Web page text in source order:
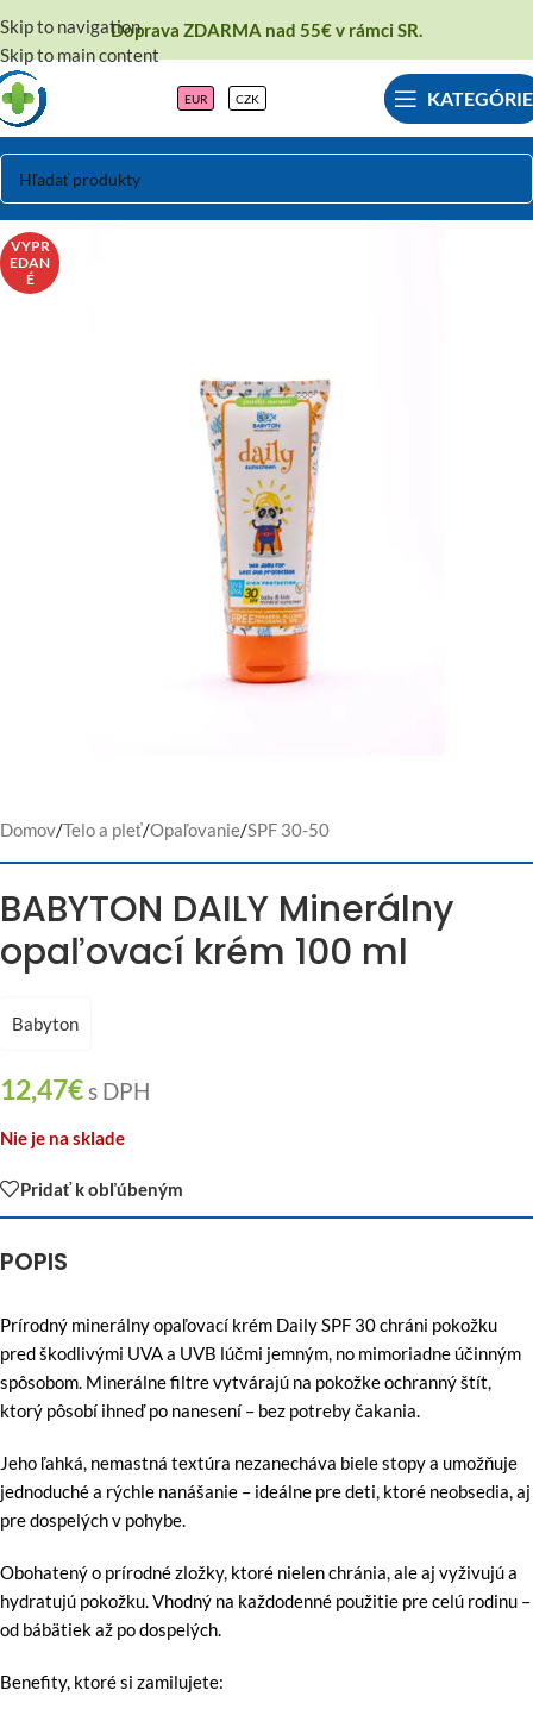
Skip to navigation
Skip to main content
Doprava ZDARMA nad 55€ v rámci SR.
EUR CZK KATEGÓRIE
VYPR
EDAN
É
Domov/Telo a pleť/Opaľovanie/SPF 30-50
BABYTON DAILY Minerálny
opaľovací krém 100 ml
Babyton
12,47€s DPH
Nie je na sklade
Pridať k obľúbeným
POPIS
Prírodný minerálny opaľovací krém Daily SPF 30 chráni pokožku
pred škodlivými UVA a UVB lúčmi jemným, no mimoriadne účinným
spôsobom. Minerálne filtre vytvárajú na pokožke ochranný štít,
ktorý pôsobí ihneď po nanesení – bez potreby čakania.
Jeho ľahká, nemastná textúra nezanecháva biele stopy a umožňuje
jednoduché a rýchle nanášanie – ideálne pre deti, ktoré neobsedia, aj
pre dospelých v pohybe.
Obohatený o prírodné zložky, ktoré nielen chránia, ale aj vyživujú a
hydratujú pokožku. Vhodný na každodenné použitie pre celú rodinu –
od bábätiek až po dospelých.
Benefity, ktoré si zamilujete: